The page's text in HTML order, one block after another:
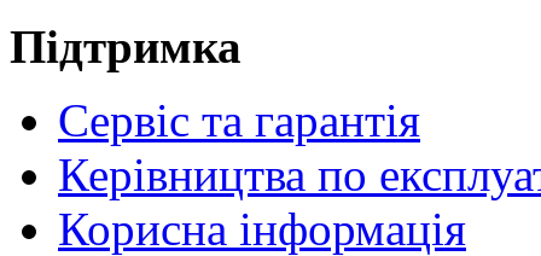
Підтримка
Сервіс та гарантія
Керівництва по
Корисна інформація